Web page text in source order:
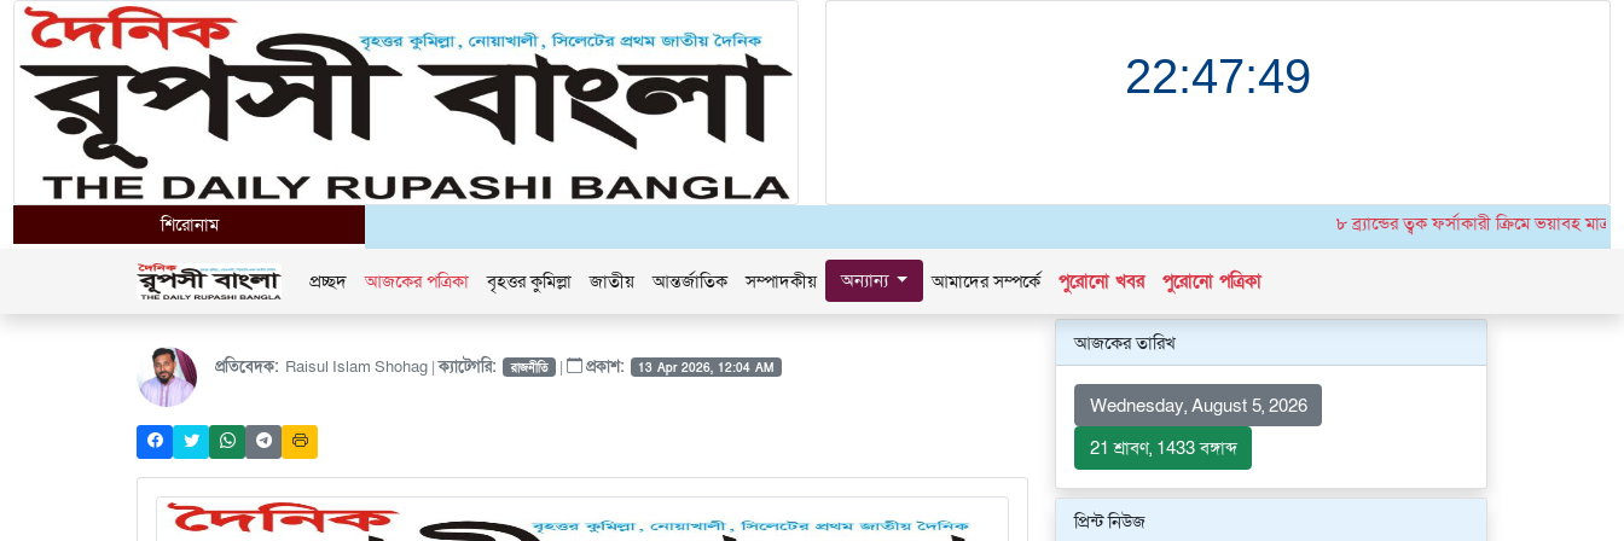
শিরোনাম ৮ ব্র্যান্ডের ত্বক ফর্সাকারী ক্রিমে ভয়াবহ
প্রচ্ছদ আজকের পত্রিকা বৃহত্তর কুমিল্লা জাতীয় আন্তর্জাতিক সম্পাদকীয় অন্যান্য আমাদের সম্পর্কে পুরোনো খবর পুরোনো পত্রিকা
প্রতিবেদক: Raisul Islam Shohag |ক্যাটেগরি: রাজনীতি | প্রকাশ: 13 Apr 2026, 12:04 AM
আজকের তারিখ
Wednesday, August 5, 2026
21 শ্রাবণ, 1433 বঙ্গাব্দ
প্রিন্ট নিউজ